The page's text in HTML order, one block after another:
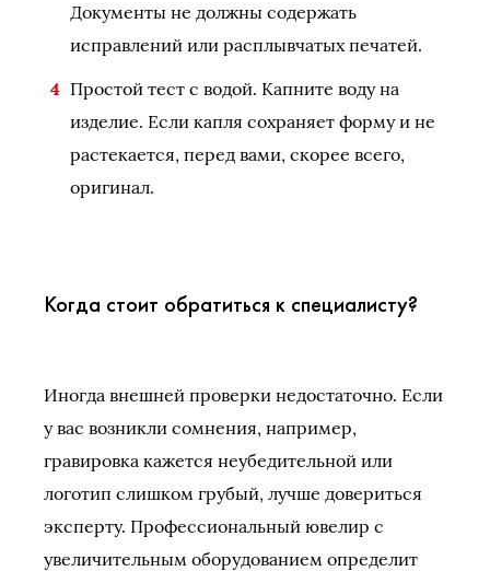
Документы не должны содержать
исправлений или расплывчатых печатей.
Простой тест с водой. Капните воду на
изделие. Если капля сохраняет форму и не
растекается, перед вами, скорее всего,
оригинал.
Когда стоит обратиться к специалисту?
Иногда внешней проверки недостаточно. Если
у вас возникли сомнения, например,
гравировка кажется неубедительной или
логотип слишком грубый, лучше довериться
эксперту. Профессиональный ювелир с
увеличительным оборудованием определит